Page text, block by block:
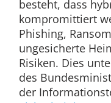
besteht, dass
kompromittiert
Phishing,
ungesicherte
Risiken. Dies
des
der